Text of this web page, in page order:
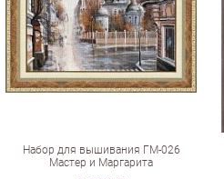
Набор для вышивания ГМ-026
Мастер и Маргарита